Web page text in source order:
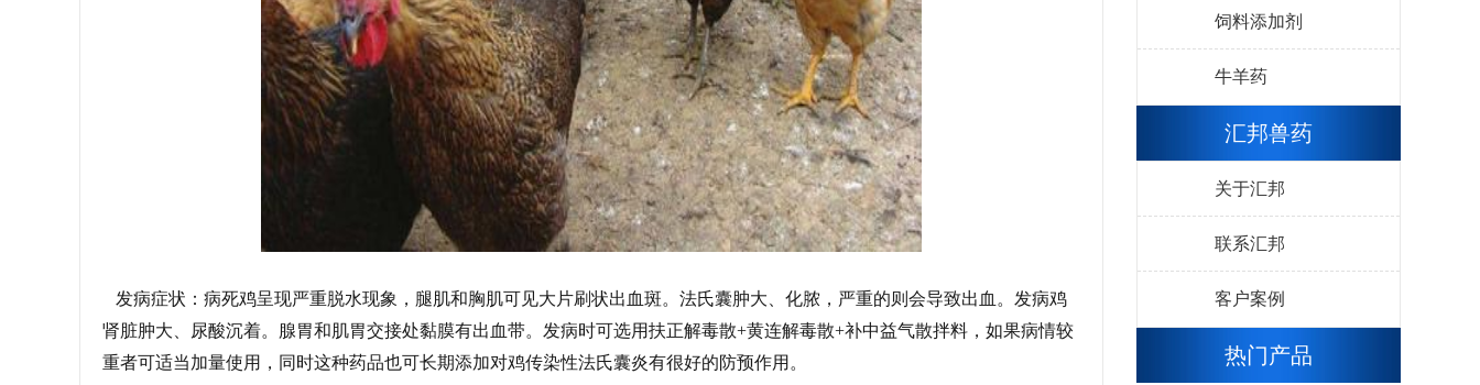
发病症状：病死鸡呈现严重脱水现象，腿肌和胸肌可见大片刷状出血斑。法氏囊肿大、化脓，严重的则会导致出血。发病鸡
肾脏肿大、尿酸沉着。腺胃和肌胃交接处黏膜有出血带。 发病时可选用扶正解毒散+黄连解毒散+补中益气散拌料，如果病情较
重者可适当加量使用，同时这种药品也可长期添加对鸡传染性法氏囊炎有很好的防预作用。
饲料添加剂
牛羊药
汇邦兽药
关于汇邦
联系汇邦
客户案例
热门产品